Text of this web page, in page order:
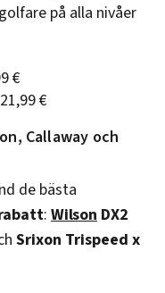
på alla nivåer
€
21,99 €
Callaway och
de bästa
: WilsonDX2
Srixon Trispeed x